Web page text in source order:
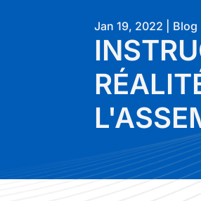
Jan 19, 2022 Blog